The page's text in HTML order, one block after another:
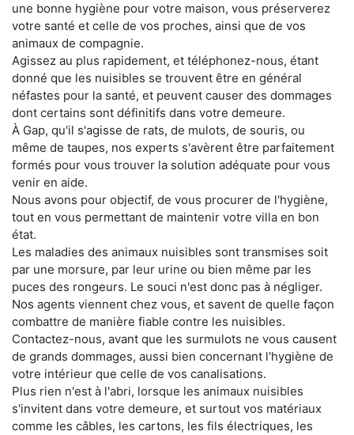
une bonne hygiène pour votre maison, vous préserverez
votre santé et celle de vos proches, ainsi que de vos
animaux de compagnie.
Agissez au plus rapidement, et téléphonez-nous, étant
donné que les nuisibles se trouvent être en général
néfastes pour la santé, et peuvent causer des dommages
dont certains sont définitifs dans votre demeure.
À Gap, qu'il s'agisse de rats, de mulots, de souris, ou
même de taupes, nos experts s'avèrent être parfaitement
formés pour vous trouver la solution adéquate pour vous
venir en aide.
Nous avons pour objectif, de vous procurer de l'hygiène,
tout en vous permettant de maintenir votre villa en bon
état.
Les maladies des animaux nuisibles sont transmises soit
par une morsure, par leur urine ou bien même par les
puces des rongeurs. Le souci n'est donc pas à négliger.
Nos agents viennent chez vous, et savent de quelle façon
combattre de manière fiable contre les nuisibles.
Contactez-nous, avant que les surmulots ne vous causent
de grands dommages, aussi bien concernant l'hygiène de
votre intérieur que celle de vos canalisations.
Plus rien n'est à l'abri, lorsque les animaux nuisibles
s'invitent dans votre demeure, et surtout vos matériaux
comme les câbles, les cartons, les fils électriques, les